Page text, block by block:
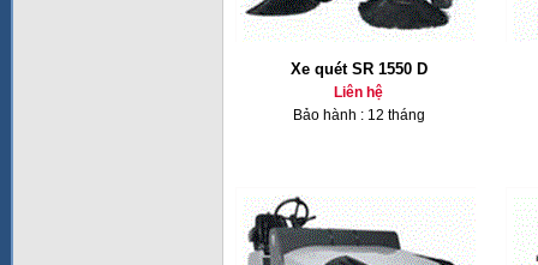
Xe quét SR 1550 D
Liên hệ
Bảo hành : 12 tháng